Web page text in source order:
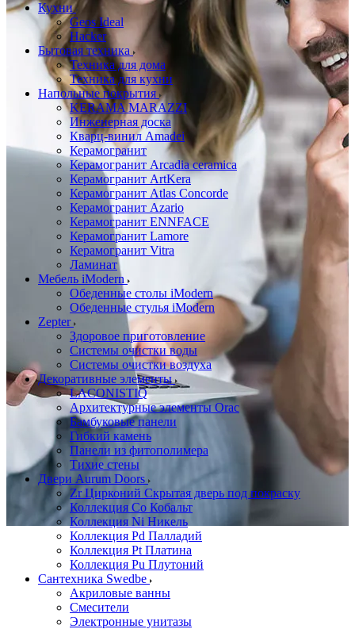
Кухни
Geos Ideal
Hacker
Бытовая техника
Техника для дома
Техника для кухни
Напольные покрытия
KERAMA MARAZZI
Инженерная доска
Кварц-винил Amadei
Керамогранит
Керамогранит Arcadia ceramica
Керамогранит ArtKera
Керамогранит Atlas Concorde
Керамогранит Azario
Керамогранит ENNFACE
Керамогранит Lamore
Керамогранит Vitra
Ламинат
Мебель iModern
Обеденные столы iModern
Обеденные стулья iModern
Zepter
Здоровое приготовление
Системы очистки воды
Системы очистки воздуха
Декоративные элементы
LACONISTIQ
Архитектурные элементы Orac
Бамбуковые панели
Гибкий камень
Панели из фитополимера
Тихие стены
Двери Aurum Doors
Zr Цирконий Скрытая дверь под покраску
Коллекция Co Кобальт
Коллекция Ni Никель
Коллекция Pd Палладий
Коллекция Pt Платина
Коллекция Pu Плутоний
Сантехника Swedbe
Акриловые ванны
Смесители
Электронные унитазы